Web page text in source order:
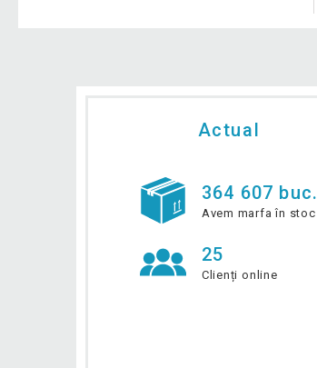
Actual
364 607 buc.
Avem marfa în stoc
25
Clienți online